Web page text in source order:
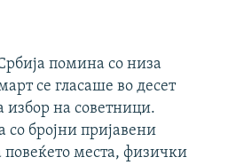
помина со низа
се гласаше во десет
на советници.
со бројни пријавени
повеќето места, физички